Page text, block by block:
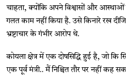
चाहता, क्योंकि अपने विश्वासों और
गलत काम नहीं किया है. उसे किनारे रख
भ्रष्टाचार के गंभीर आरोप थे.
कोयला क्षेत्र में एक दोषसिद्धि हुई है, जो कि
एक पूर्व मंत्री.. मैं निश्चित तौर पर नहीं